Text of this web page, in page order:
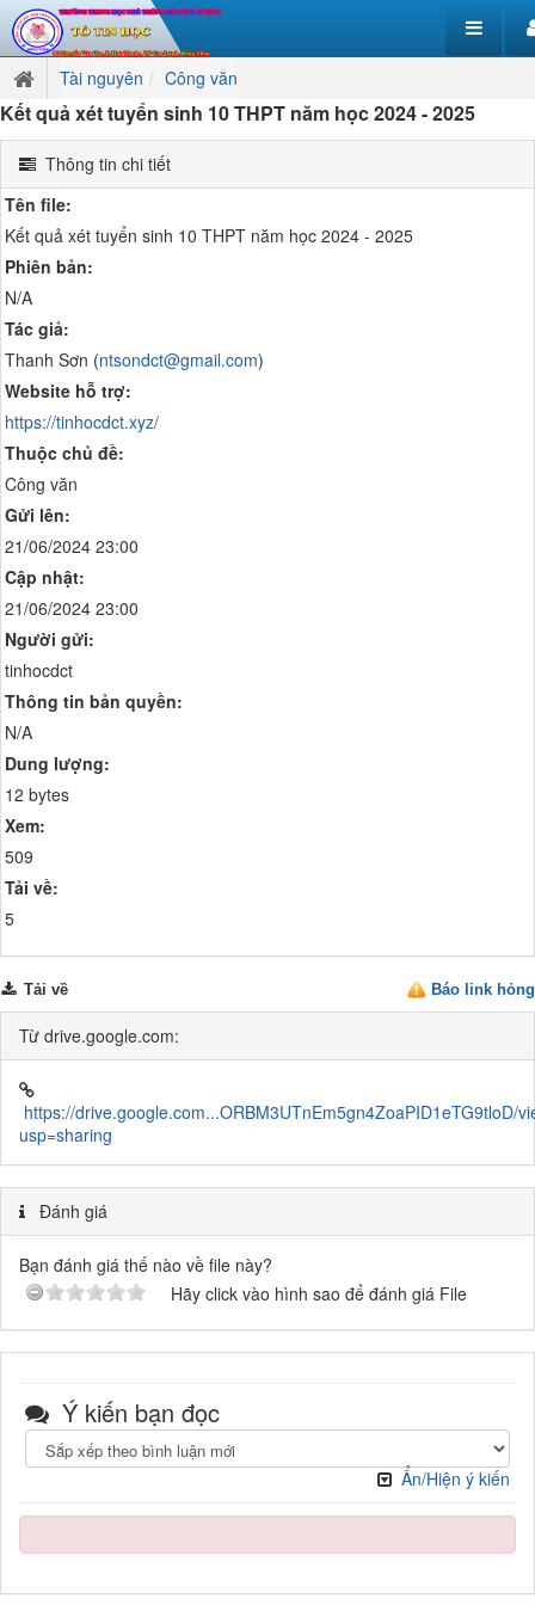
Tài nguyên Công văn
Kết quả xét tuyển sinh 10 THPT năm học 2024 - 2025
Thông tin chi tiết
Tên file:
Kết quả xét tuyển sinh 10 THPT năm học 2024 - 2025
Phiên bản:
N/A
Tác giả:
Thanh Sơn (ntsondct@gmail.com)
Website hỗ trợ:
https://tinhocdct.xyz/
Thuộc chủ đề:
Công văn
Gửi lên:
21/06/2024 23:00
Cập nhật:
21/06/2024 23:00
Người gửi:
tinhocdct
Thông tin bản quyền:
N/A
Dung lượng:
12 bytes
Xem:
509
Tải về:
5
Báo link hỏng
Tải về
Từ drive.google.com:
https://drive.google.com...ORBM3UTnEm5gn4ZoaPID1eTG9tloD/
usp=sharing
Đánh giá
Bạn đánh giá thế nào về file này?
Hãy click vào hình sao để đánh giá File
Ý kiến bạn đọc
Ẩn/Hiện ý kiến